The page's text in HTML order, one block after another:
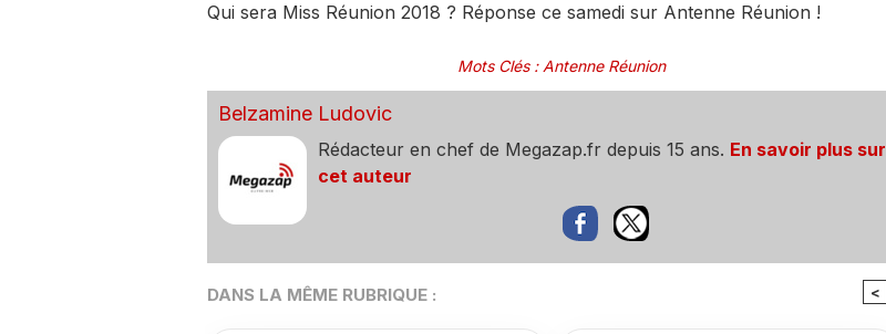
Qui sera Miss Réunion 2018 ? Réponse ce samedi sur Antenne Réunion !
Mots Clés: Antenne Réunion
Belzamine Ludovic
Rédacteur en chef de Megazap.fr depuis 15 ans. En savoir plus sur
cet auteur
DANS LA MÊME RUBRIQUE : <